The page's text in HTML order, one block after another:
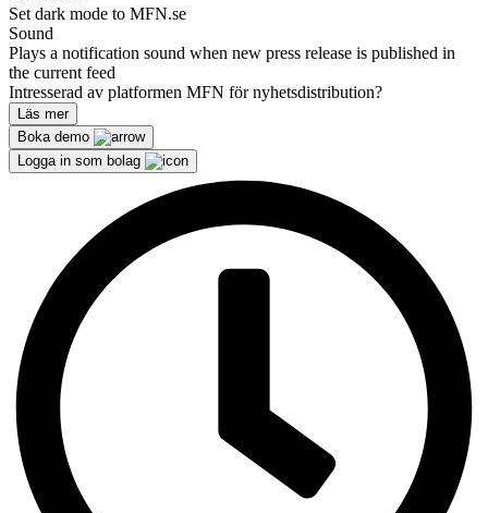
Set dark mode to MFN.se
Sound
Plays a notification sound when new press release is published in
the current feed
Intresserad av platformen MFN för nyhetsdistribution?
Läs mer
Boka demo
Logga in som bolag